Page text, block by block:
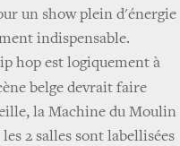
un show plein d'énergie
indispensable.
hop est logiquement à
belge devrait faire
la Machine du Moulin
2 salles sont labellisées